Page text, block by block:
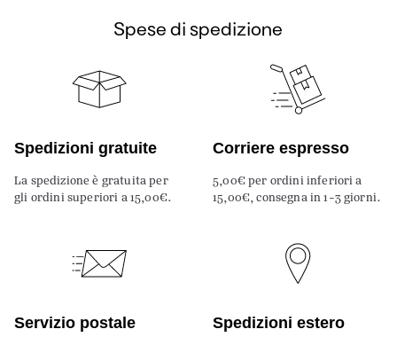
Spese di spedizione
Spedizioni gratuite
La spedizione è gratuita per
gli ordini superiori a 15,00€.
Corriere espresso
5,00€ per ordini inferiori a
15,00€, consegna in 1-3 giorni.
Servizio postale Spedizioni estero